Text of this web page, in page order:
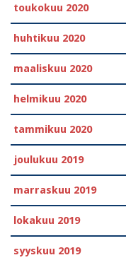
toukokuu 2020
huhtikuu 2020
maaliskuu 2020
helmikuu 2020
tammikuu 2020
joulukuu 2019
marraskuu 2019
lokakuu 2019
syyskuu 2019